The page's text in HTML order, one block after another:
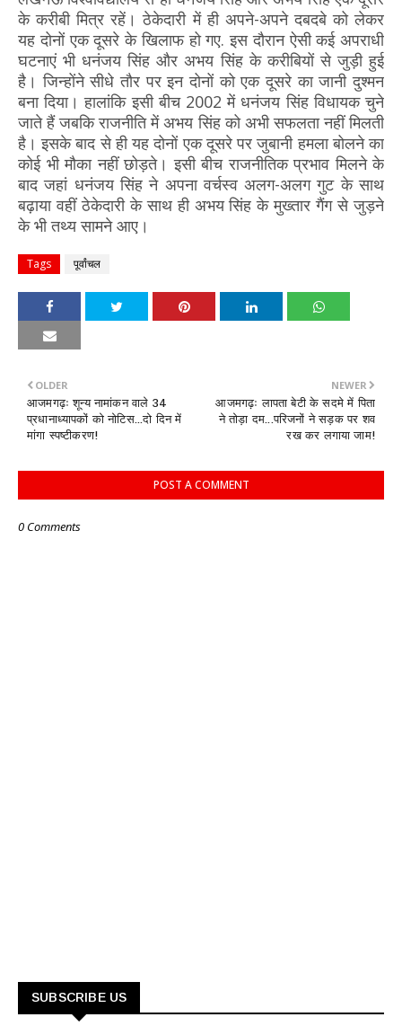
के करीबी मित्र रहें। ठेकेदारी में ही अपने-अपने दबदबे को लेकर
यह दोनों एक दूसरे के खिलाफ हो गए. इस दौरान ऐसी कई अपराधी
घटनाएं भी धनंजय सिंह और अभय सिंह के करीबियों से जुड़ी हुई
है। जिन्होंने सीधे तौर पर इन दोनों को एक दूसरे का जानी दुश्मन
बना दिया। हालांकि इसी बीच 2002 में धनंजय सिंह विधायक चुने
जाते हैं जबकि राजनीति में अभय सिंह को अभी सफलता नहीं मिलती
है। इसके बाद से ही यह दोनों एक दूसरे पर जुबानी हमला बोलने का
कोई भी मौका नहीं छोड़ते। इसी बीच राजनीतिक प्रभाव मिलने के
बाद जहां धनंजय सिंह ने अपना वर्चस्व अलग-अलग गुट के साथ
बढ़ाया वहीं ठेकेदारी के साथ ही अभय सिंह के मुख्तार गैंग से जुड़ने
के भी तथ्य सामने आए।
Tags पूर्वांचल
NEWER
आजमगढ़ः लापता बेटी के सदमे में पिता
ने तोड़ा दम...परिजनों ने सड़क पर शव
रख कर लगाया जाम!
OLDER
आजमगढ़ः शून्य नामांकन वाले 34
प्रधानाध्यापकों को नोटिस...दो दिन में
मांगा स्पष्टीकरण!
POST A COMMENT
0 Comments
SUBSCRIBE US